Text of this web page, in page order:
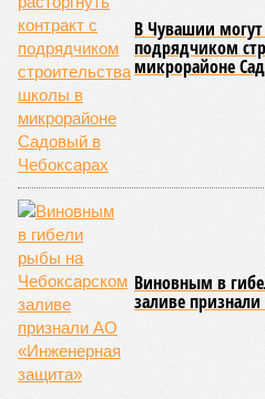
В Чувашии могут
подрядчиком
микрорайоне
Виновным в
заливе